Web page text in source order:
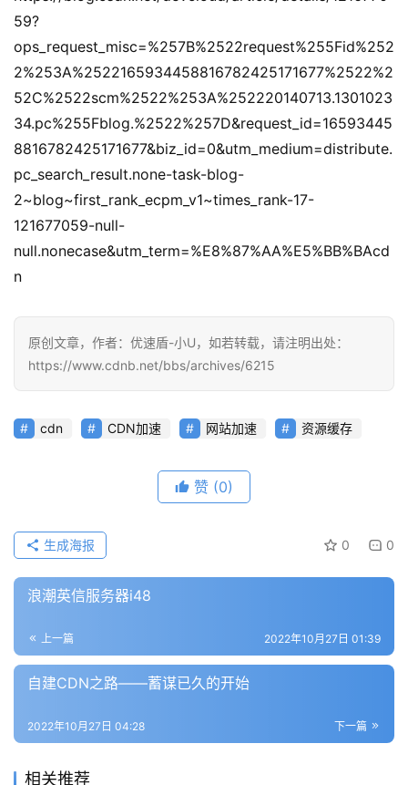
59?
ops_request_misc=%257B%2522request%255Fid%252
2%253A%2522165934458816782425171677%2522%2
52C%2522scm%2522%253A%252220140713.1301023
34.pc%255Fblog.%2522%257D&request_id=16593445
8816782425171677&biz_id=0&utm_medium=distribute.
pc_search_result.none-task-blog-
2~blog~first_rank_ecpm_v1~times_rank-17-
121677059-null-
null.nonecase&utm_term=%E8%87%AA%E5%BB%BAcd
n
原创文章，作者：优速盾-小U，如若转载，请注明出处：
https://www.cdnb.net/bbs/archives/6215
cdn CDN加速 网站加速 资源缓存
赞 (0)
0 0
生成海报
浪潮英信服务器i48
上一篇 2022年10月27日 01:39
自建CDN之路——蓄谋已久的开始
下一篇
2022年10月27日 04:28
相关推荐